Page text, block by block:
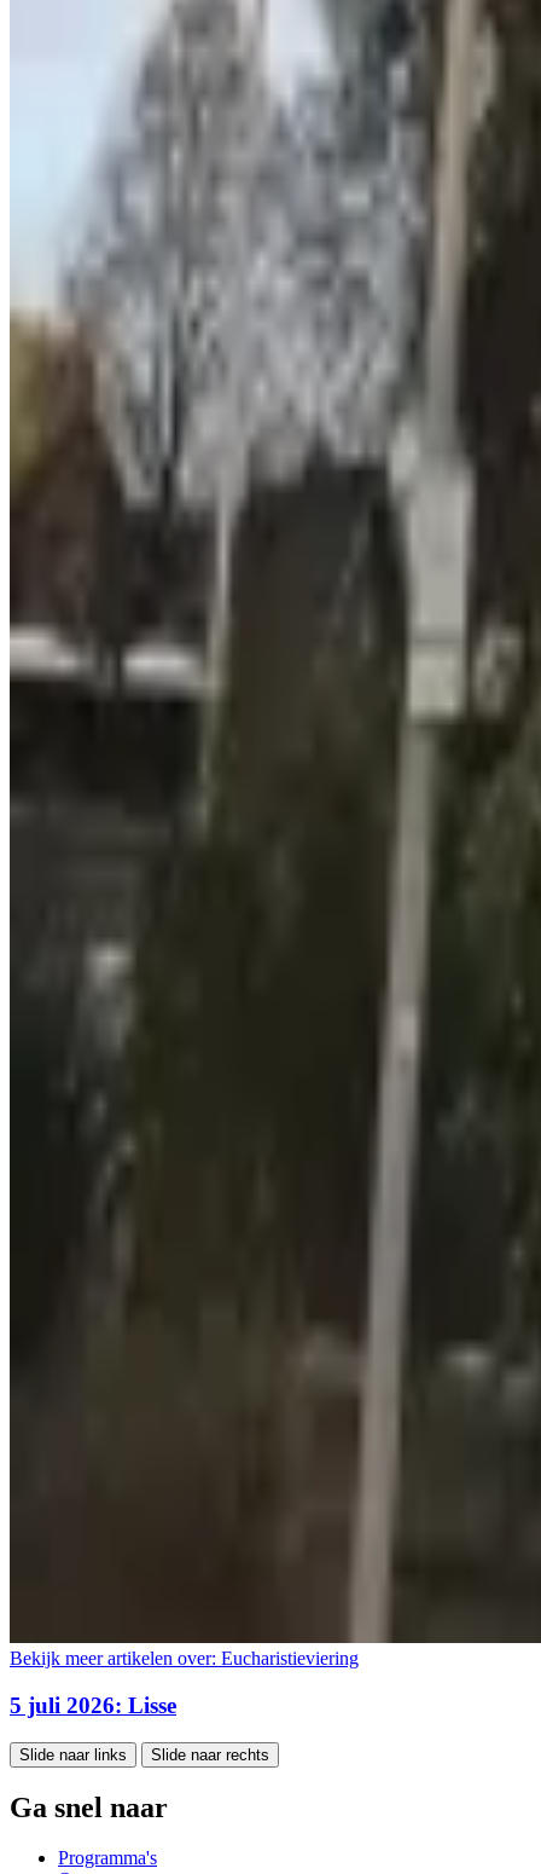
Bekijk meer artikelen over: Eucharistieviering
5 juli 2026: Lisse
Slide naar links Slide naar rechts
Ga snel naar
Programma's